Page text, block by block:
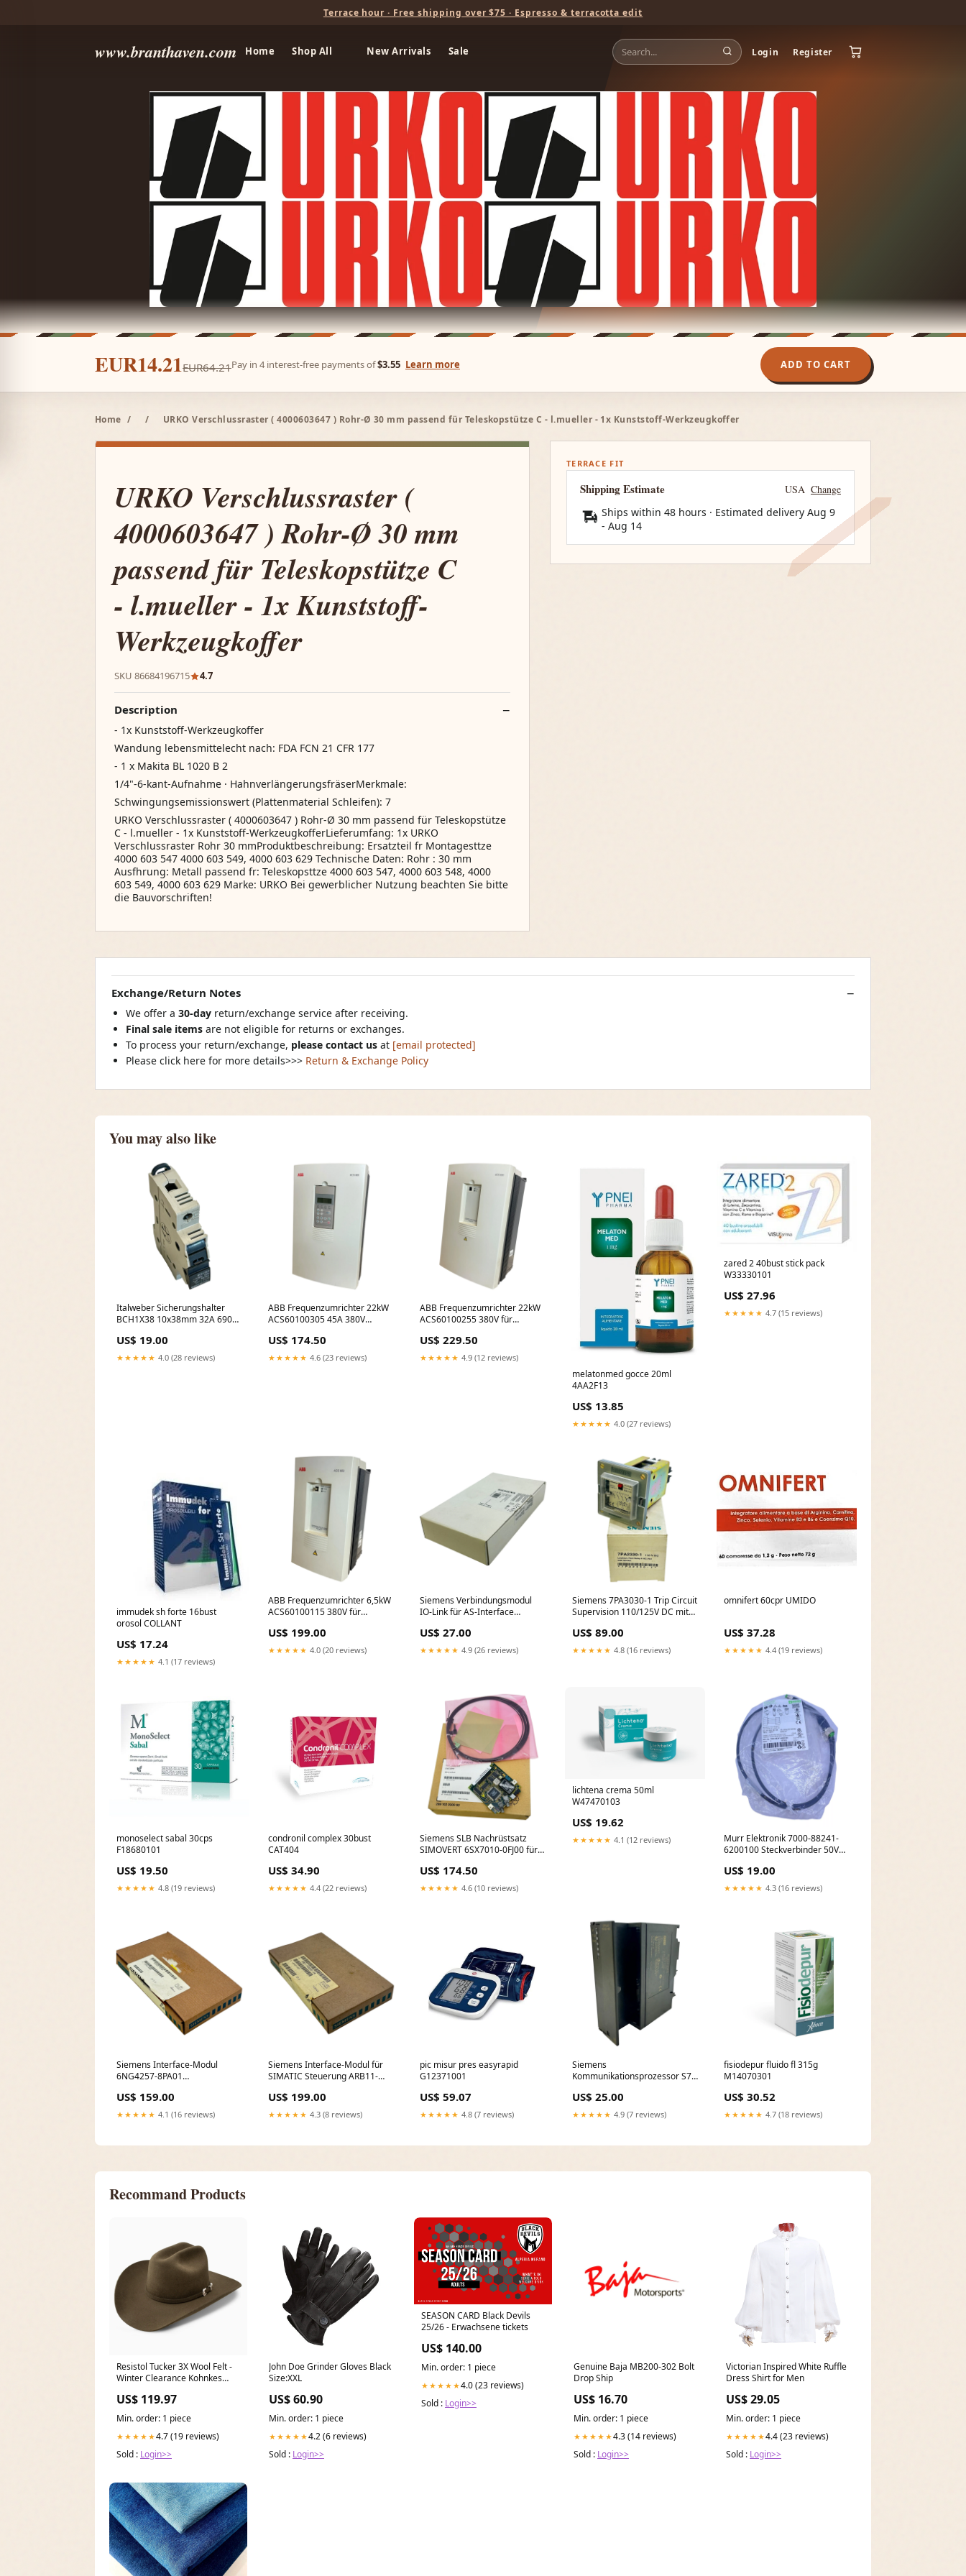
Terrace hour · Free shipping over $75 · Espresso & terracotta edit
www.branthaven.com Home Shop All New Arrivals Sale Login Register
EUR14.21EUR64.21Pay in 4 interest-free payments of$3.55 Learn more ADD TO CART
Home / / URKO Verschlussraster ( 4000603647 ) Rohr-Ø 30 mm passend für Teleskopstütze C - l.mueller - 1x Kunststoff-Werkzeugkoffer
URKO Verschlussraster (
4000603647 ) Rohr-Ø 30 mm
passend für Teleskopstütze C
- l.mueller - 1x Kunststoff-
Werkzeugkoffer
SKU 86684196715 4.7
Description
- 1x Kunststoff-Werkzeugkoffer
Wandung lebensmittelecht nach: FDA FCN 21 CFR 177
- 1 x Makita BL 1020 B 2
1/4"-6-kant-Aufnahme · HahnverlängerungsfräserMerkmale:
Schwingungsemissionswert (Plattenmaterial Schleifen): 7
URKO Verschlussraster ( 4000603647 ) Rohr-Ø 30 mm passend für Teleskopstütze
C - l.mueller - 1x Kunststoff-WerkzeugkofferLieferumfang: 1x URKO
Verschlussraster Rohr 30 mmProduktbeschreibung: Ersatzteil fr Montagesttze
4000 603 547 4000 603 549, 4000 603 629 Technische Daten: Rohr : 30 mm
Ausfhrung: Metall passend fr: Teleskopsttze 4000 603 547, 4000 603 548, 4000
603 549, 4000 603 629 Marke: URKO Bei gewerblicher Nutzung beachten Sie bitte
die Bauvorschriften!
TERRACE FIT
Shipping Estimate USA Change
Ships within 48 hours · Estimated delivery Aug 9
- Aug 14
Exchange/Return Notes
We offer a 30-day return/exchange service after receiving.
Final sale items are not eligible for returns or exchanges.
To process your return/exchange, please contact us at [email protected]
Please click here for more details>>> Return & Exchange Policy
You may also like
Italweber Sicherungshalter
BCH1X38 10x38mm 32A 690V
Hartmann & Braun
US$ 19.00
★★★★★ 4.0 (28 reviews)
ABB Frequenzumrichter 22kW
ACS60100305 45A 380V
US$ 174.50
★★★★★ 4.6 (23 reviews)
ABB Frequenzumrichter 22kW
ACS60100255 380V für
Murr Elektronik
US$ 229.50
★★★★★ 4.9 (12 reviews)
melatonmed gocce 20ml
4AA2F13
US$ 13.85
★★★★★ 4.0 (27 reviews)
zared 2 40bust stick pack
W33330101
US$ 27.96
★★★★★ 4.7 (15 reviews)
immudek sh forte 16bust
orosol COLLANT
US$ 17.24
★★★★★ 4.1 (17 reviews)
ABB Frequenzumrichter 6,5kW
ACS60100115 380V für
Klöckner
US$ 199.00
★★★★★ 4.0 (20 reviews)
Siemens Verbindungsmodul
IO-Link für AS-Interface
Verbindungsmodul
Datensteckverbinder
US$ 27.00
★★★★★ 4.9 (26 reviews)
Siemens 7PA3030-1 Trip Circuit
Supervision 110/125V DC mit
Pneumatik
US$ 89.00
★★★★★ 4.8 (16 reviews)
omnifert 60cpr UMIDO
US$ 37.28
★★★★★ 4.4 (19 reviews)
monoselect sabal 30cps
F18680101
US$ 19.50
★★★★★ 4.8 (19 reviews)
condronil complex 30bust
CAT404
US$ 34.90
★★★★★ 4.4 (22 reviews)
Siemens SLB Nachrüstsatz
SIMOVERT 6SX7010-0FJ00 für
Hartmann & Braun
US$ 174.50
★★★★★ 4.6 (10 reviews)
lichtena crema 50ml
W47470103
US$ 19.62
★★★★★ 4.1 (12 reviews)
Murr Elektronik 7000-88241-
6200100 Steckverbinder 50V
US$ 19.00
★★★★★ 4.3 (16 reviews)
Siemens Interface-Modul
6NG4257-8PA01
Industrieelektronik TRS
US$ 159.00
★★★★★ 4.1 (16 reviews)
Siemens Interface-Modul für
SIMATIC Steuerung ARB11-
US$ 199.00
★★★★★ 4.3 (8 reviews)
pic misur pres easyrapid
G12371001
US$ 59.07
★★★★★ 4.8 (7 reviews)
Siemens
Kommunikationsprozessor S7-
RS232 SIMATIC SPS Hiquel
US$ 25.00
★★★★★ 4.9 (7 reviews)
fisiodepur fluido fl 315g
M14070301
US$ 30.52
★★★★★ 4.7 (18 reviews)
Recommand Products
Resistol Tucker 3X Wool Felt -
Winter Clearance Kohnkes
US$ 119.97
Min. order: 1 piece
★★★★★4.7 (19 reviews)
Sold : Login>>
John Doe Grinder Gloves Black
Size:XXL
US$ 60.90
Min. order: 1 piece
★★★★★4.2 (6 reviews)
Sold : Login>>
SEASON CARD Black Devils
25/26 - Erwachsene tickets
US$ 140.00
Min. order: 1 piece
★★★★★4.0 (23 reviews)
Sold : Login>>
Genuine Baja MB200-302 Bolt
Drop Ship
US$ 16.70
Min. order: 1 piece
★★★★★4.3 (14 reviews)
Sold : Login>>
Victorian Inspired White Ruffle
Dress Shirt for Men
US$ 29.05
Min. order: 1 piece
★★★★★4.4 (23 reviews)
Sold : Login>>